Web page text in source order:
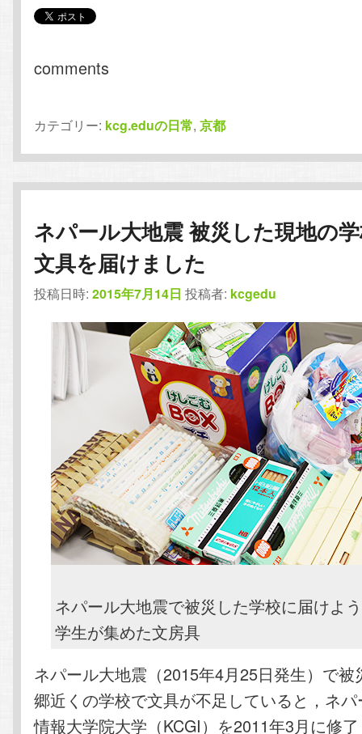
comments
カテゴリー: kcg.eduの日常,京都
ネパール大地震 被災した現地の
文具を届けました
投稿日時:2015年7月14日 投稿者: kcgedu
ネパール大地震で被災した学校に届けよ
学生が集めた文房具
ネパール大地震（2015年4月25日発生）で被
郷近くの学校で文具が不足していると，ネ
情報大学院大学（KCGI）を2011年3月に修